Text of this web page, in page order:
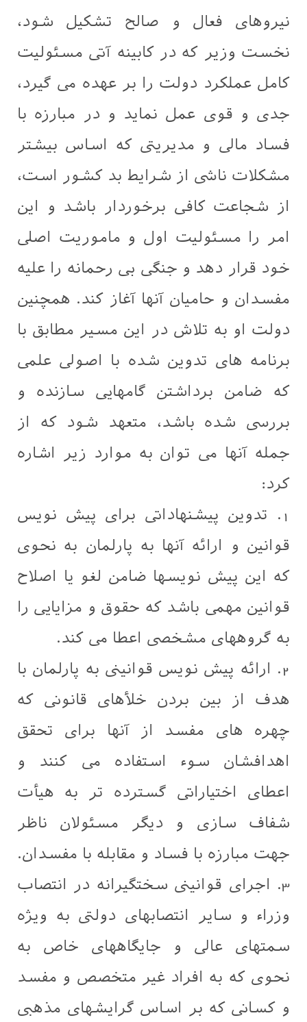
نيروهای فعال و صالح تشکیل شود،
نخست وزیر که در کابینه آتی مسئولیت
کامل عملکرد دولت را بر عهده می گیرد،
جدی و قوی عمل نماید و در مبارزه با
فساد مالی و مدیریتی که اساس بیشتر
مشکلات ناشی از شرایط بد کشور است،
از شجاعت کافی برخوردار باشد و این
امر را مسئولیت اول و ماموریت اصلی
خود قرار دهد و جنگی بی رحمانه را علیه
مفسدان و حامیان آنها آغاز کند. همچنین
دولت او به تلاش در این مسیر مطابق با
برنامه های تدوین شده با اصولی علمی
که ضامن برداشتن گامهایی سازنده و
بررسی شده باشد، متعهد شود که از
جمله آنها می توان به موارد زیر اشاره
کرد:
1. تدوین پیشنهاداتی برای پیش نویس
قوانین و ارائه آنها به پارلمان به نحوی
که این پیش نویسها ضامن لغو یا اصلاح
قوانین مهمی باشد که حقوق و مزایایی را
به گروههای مشخصی اعطا می کند.
2. ارائه پیش نویس قوانینی به پارلمان با
هدف از بین بردن خلأهای قانونی که
چهره های مفسد از آنها برای تحقق
اهدافشان سوء استفاده می کنند و
اعطای اختیاراتی گسترده تر به هیأت
شفاف سازی و دیگر مسئولان ناظر
جهت مبارزه با فساد و مقابله با مفسدان.
3. اجرای قوانینی سختگیرانه در انتصاب
وزراء و سایر انتصابهای دولتی به ویژه
سمتهای عالی و جایگاههای خاص به
نحوی که به افراد غیر متخصص و مفسد
و کسانی که بر اساس گرایشهای مذهبی